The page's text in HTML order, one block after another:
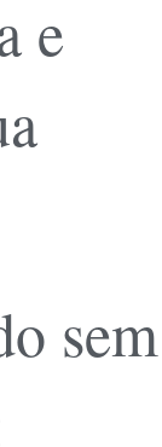
e
sem